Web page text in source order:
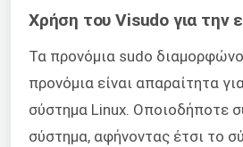
Χρήση του Visudo για την
Τα προνόμια sudo
προνόμια είναι απαραίτητα
σύστημα Linux. Οποιοδήποτε
σύστημα, αφήνοντας έτσι το